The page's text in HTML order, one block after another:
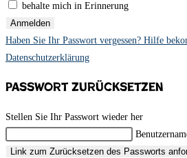
behalte mich in Erinnerung
Anmelden
Haben Sie Ihr Passwort vergessen? Hilfe
Datenschutzerklärung
Passwort zurücksetzen
Stellen Sie Ihr Passwort wieder her
Link zum Zurücksetzen des Passworts